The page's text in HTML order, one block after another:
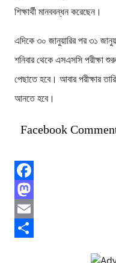
শিক্ষার্থী মানববন্ধন করেছেন।
এদিকে ৩০ জানুয়ারির পর ৩১
শনিবার থেকে এসএসসি পরীক্ষা
পেছাতে হবে। আবার পরীক্ষার
আনতে হবে।
Facebook
Facebook
Mastodon
Email